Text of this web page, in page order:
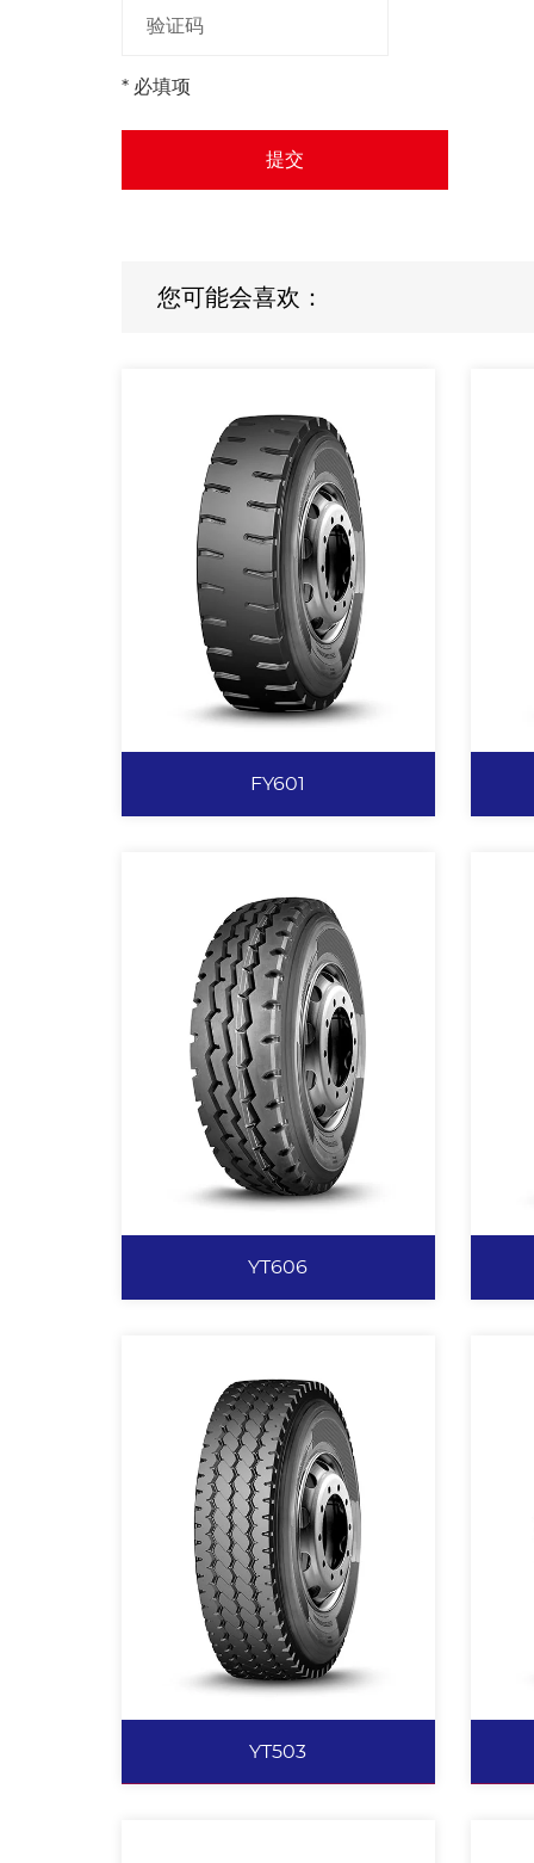
* 必填项
提交
您可能会喜欢：
FY601
FY601
横向沟槽设计，保证轮胎的驱动性
能。 加深花纹、花纹块高饱和度
设计，提升轮胎耐刺扎性能，并有
效防爆胎。 沟底防夹石子突台设
计，有效防刺扎、沟裂。 矿山专
用配方，抗刺扎，不崩花，不掉
块。 胎侧加厚设计，有效改善胎
侧切割漏钢丝。 胎圈加强设计，
载重能力强。
查看更多
YT606
YT606
一般路面为主，能适合不同路面使
用。 独特的带束层结构，胎面采
用分层设计，高耐磨、低生热的胎
冠配方。 胎肩部位的花纹沟散热
效率高、驱动力强、行驶里程高、
牵引性好、操纵性好。
查看更多
YT503